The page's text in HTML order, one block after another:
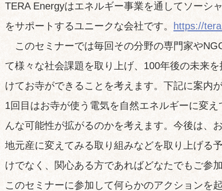
TERA Energyはエネルギー事業を通してソーシ
をサポートするユニークな会社です。
https://
このセミナーでは毎回その分野の専門家や
て様々な社会課題を取り上げ、100年後の未来
けてお寺ができることを考えます。下記に案内
1回目はお寺が使う電気を自然エネルギーに変
んな可能性が拡がるのかを考えます。今後は、
地元産に変えてみる取り組みなどを取り上げる
けでなく、関心ある方であればどなたでもご参
このセミナーに参加して何らかのアクションを